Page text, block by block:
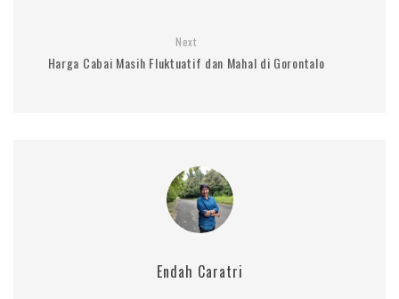
Next
Harga Cabai Masih Fluktuatif dan Mahal di Gorontalo
Endah Caratri